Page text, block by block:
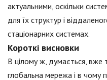
актуальними, оскільки
для їх структур і
стаціонарних системах.
Короткі висновки
В цілому ж, думається, вже
глобальна мережа і в чому